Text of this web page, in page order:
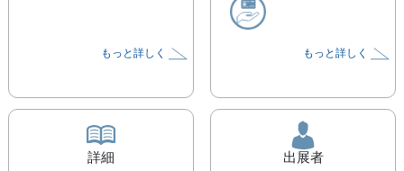
もっと詳しく もっと詳しく
詳細 出展者